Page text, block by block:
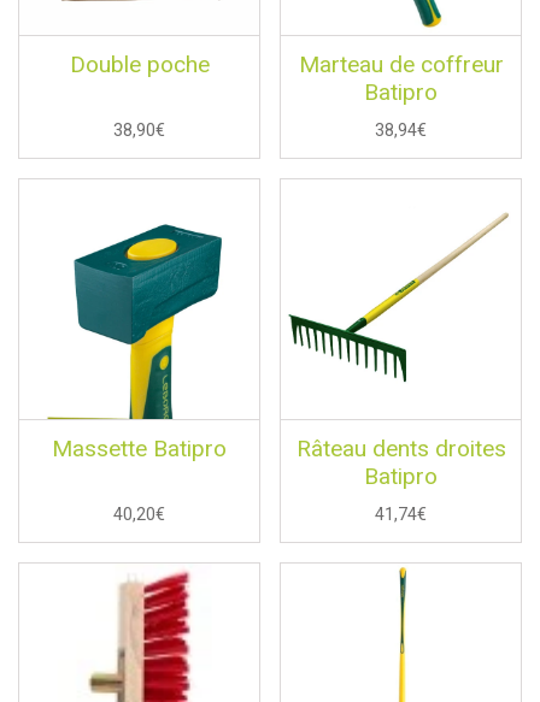
Double poche
38,90€
Marteau de coffreur
Batipro
38,94€
Massette Batipro
40,20€
Râteau dents droites
Batipro
41,74€